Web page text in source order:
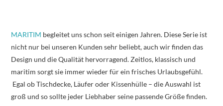
MARITIM begleitet uns schon seit einigen Jahren. Diese Serie ist
nicht nur bei unseren Kunden sehr beliebt, auch wir finden das
Design und die Qualität hervorragend. Zeitlos, klassisch und
maritim sorgt sie immer wieder für ein frisches Urlaubsgefühl.
Egal ob Tischdecke, Läufer oder Kissenhülle – die Auswahl ist
groß und so sollte jeder Liebhaber seine passende Größe finden.